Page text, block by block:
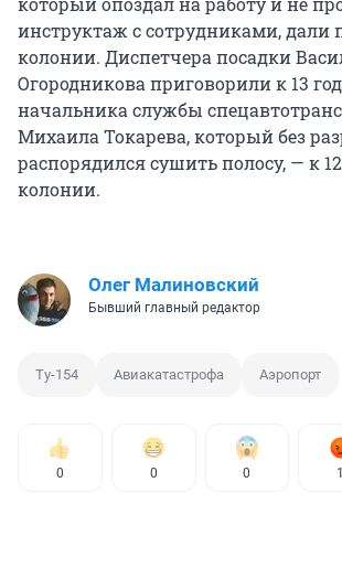
инструктаж с сотрудниками, дали
колонии. Диспетчера посадки
Огородникова приговорили к 13
начальника службы
Михаила Токарева, который без
распорядился сушить полосу, — к
колонии.
Олег Малиновский
Бывший главный редактор
Ту-154 Авиакатастрофа Аэропорт
0 0 0 1